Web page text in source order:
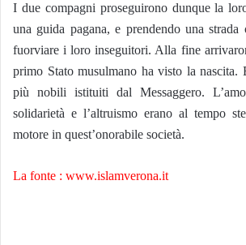
I due compagni proseguirono dunque la
una guida pagana, e prendendo una
fuorviare i loro inseguitori. Alla fine
primo Stato musulmano ha visto la nascita.
più nobili istituiti dal Messaggero.
solidarietà e l’altruismo erano al tempo
motore in quest’onorabile società.
La fonte : www.islamverona.it